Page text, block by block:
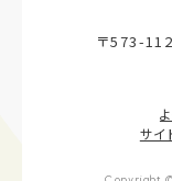
〒573-
サイ